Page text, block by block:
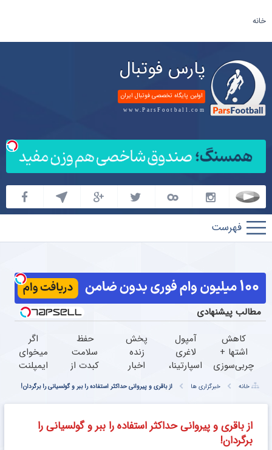
خانه
پارس فوتبال
اولین پایگاه تخصصی فوتبال ایران
www.ParsFootball.com
پارس
فوتبال
مطالب پیشنهادی
کاهش
اشتها +
چربی‌سوزی
۷ کیلو
لاغری در
ماه
آمپول
لاغری
اسپارتینا،
تومان
ارزان‌تر از
همه‌جا!
پخش
زنده
اخبار
رونمایی
از آسان
ترین
حفظ
سلامت
کبدت از
شب
واجبتره!
اگر
میخوای
ایمپلنت
کنی
الان
وقتشه |
فقط با
خانه خبرگزاری ها از باقری و پیروانی حداکثر استفاده را ببر و گولسیانی را برگردان!
از باقری و پیروانی حداکثر استفاده را ببر و گولسیانی را
برگردان!